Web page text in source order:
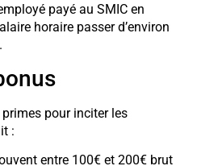
payé au SMIC en
horaire passer d’environ
pour inciter les
:
entre 100€ et 200€ brut